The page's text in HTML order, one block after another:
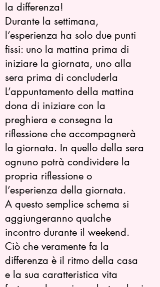
la differenza!
Durante la settimana,
l’esperienza ha solo due punti
fissi: uno la mattina prima di
iniziare la giornata, uno alla
sera prima di concluderla
L’appuntamento della mattina
dona di iniziare con la
preghiera e consegna la
riflessione che accompagnerà
la giornata. In quello della sera
ognuno potrà condividere la
propria riflessione o
l’esperienza della giornata.
A questo semplice schema si
aggiungeranno qualche
incontro durante il weekend.
Ciò che veramente fa la
differenza è il ritmo della casa
e la sua caratteristica vita